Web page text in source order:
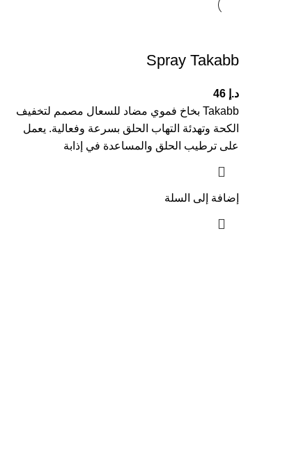
Spray Takabb
د.إ 46
Takabb بخاخ فموي مضاد للسعال مصمم لتخفيف
الكحة وتهدئة التهاب الحلق بسرعة وفعالية. يعمل
على ترطيب الحلق والمساعدة في إذابة
إضافة إلى السلة